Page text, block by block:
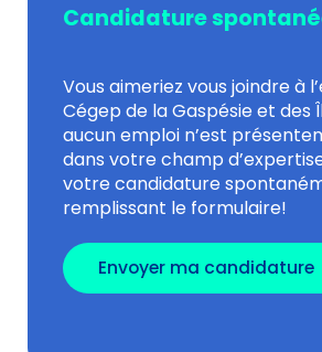
Candidature
Vous aimeriez vous joindre à
Cégep de la Gaspésie et des
aucun emploi n’est
dans votre champ
votre candidature
remplissant le formulaire!
Envoyer ma candidature